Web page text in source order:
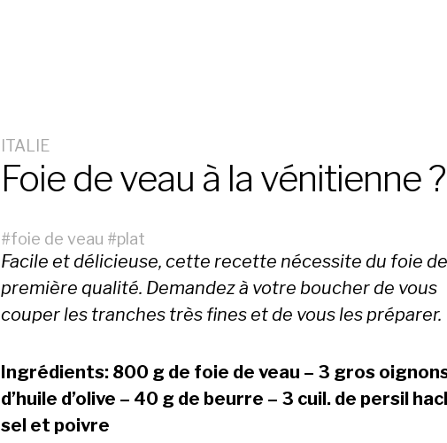
ITALIE
Foie de veau à la vénitienne ?
#foie de veau #plat
Facile et délicieuse, cette recette nécessite du foie de
première qualité. Demandez à votre boucher de vous
couper les tranches très fines et de vous les préparer.
Ingrédients: 800 g de foie de veau – 3 gros
d’huile d’olive – 40 g de beurre – 3 cuil. de persil
sel et poivre